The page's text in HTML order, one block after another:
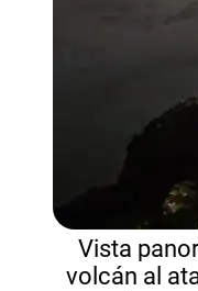
Vista
volcán al